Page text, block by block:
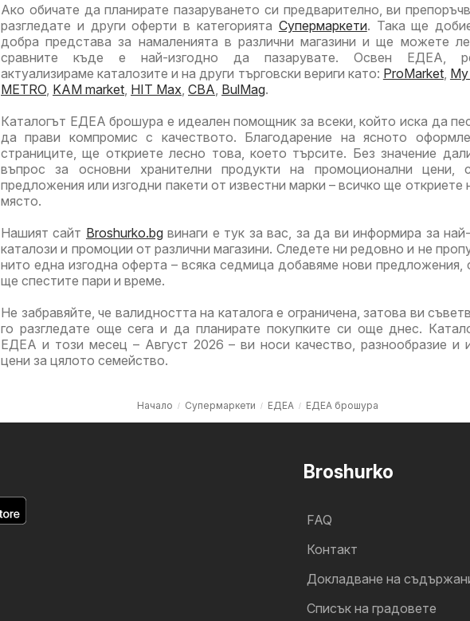
Ако обичате да планирате пазаруването си предварително, ви
разгледате и други оферти в категорията Супермаркети. Така ще
добра представа за намаленията в различни магазини и ще можете
сравните къде е най-изгодно да пазарувате. Освен ЕДЕА,
актуализираме каталозите и на други търговски вериги като: ProMarket,
METRO KAM market HIT Max CBA BulMag.
Каталогът ЕДЕА брошура е идеален помощник за всеки, който иска да
да прави компромис с качеството. Благодарение на ясното
страниците, ще откриете лесно това, което търсите. Без значение
въпрос за основни хранителни продукти на промоционални цени,
предложения или изгодни пакети от известни марки – всичко ще откриете
място.
Нашият сайт Broshurko.bgвинаги е тук за вас, за да ви информира за
каталози и промоции от различни магазини. Следете ни редовно и не
нито една изгодна оферта – всяка седмица добавяме нови предложения,
ще спестите пари и време.
Не забравяйте, че валидността на каталога е ограничена, затова ви
го разгледате още сега и да планирате покупките си още днес.
ЕДЕА и този месец – Август 2026 – ви носи качество, разнообразие и
цени за цялото семейство.
Начало Супермаркети ЕДЕА ЕДЕА брошура
Broshurko
FAQ
Контакт
Докладване на
Cписък на градовете